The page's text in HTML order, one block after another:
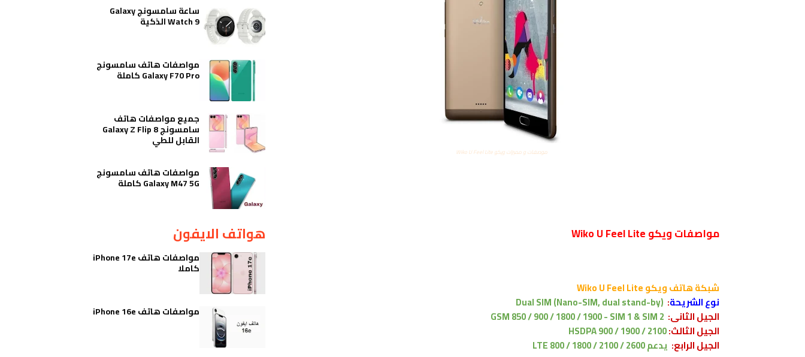
موصفات و مميزات ويكو Wiko U Feel Lite
مواصفات ويكو Wiko U Feel Lite
شبكةهاتف ويكوWiko U Feel Lite
نوع الشريحة:
Dual SIM (Nano-SIM, dual stand-by)
الجيل الثانى: GSM 850 / 900 / 1800 / 1900 - SIM 1 & SIM 2
الجيل الثالث:HSDPA 900 / 1900 / 2100
الجيل الرابع: يدعمLTE 800 / 1800 / 2100 / 2600
ساعة سامسونج Galaxy
Watch 9 الذكية
مواصفات هاتف سامسونج
Galaxy F70 Pro كاملة
جميع مواصفات هاتف
سامسونج Galaxy Z Flip 8
القابل للطي
مواصفات هاتف سامسونج
Galaxy M47 5G كاملة
هواتف الايفون
مواصفات هاتف iPhone 17e
كاملا
مواصفات هاتف iPhone 16e